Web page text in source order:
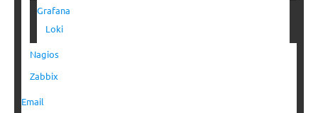
Grafana
Loki
Nagios
Zabbix
Email